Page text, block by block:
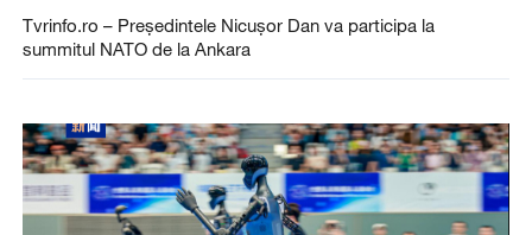
Tvrinfo.ro – Președintele Nicușor Dan va participa la
summitul NATO de la Ankara